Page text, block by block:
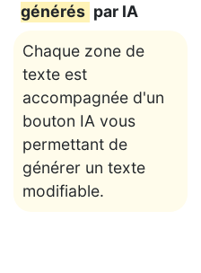
générés par IA
Chaque zone de
texte est
accompagnée d'un
bouton IA vous
permettant de
générer un texte
modifiable.